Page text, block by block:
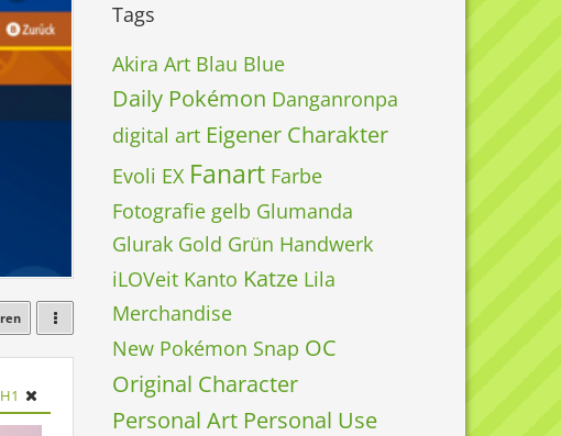
Tags
Akira Art Blau Blue
Daily Pokémon Danganronpa
digital art Eigener Charakter
Evoli EX Fanart Farbe
Fotografie gelb Glumanda
Glurak Gold Grün Handwerk
iLOVeit Kanto Katze Lila
Merchandise
New Pokémon Snap OC
Original Character
Personal Art Personal Use